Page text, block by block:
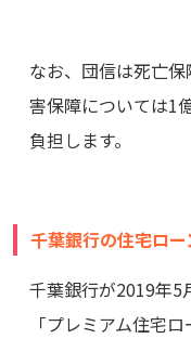
なお、団信は死亡
害保障については1
負担します。
千葉銀行の住宅ロー
千葉銀行が2019年5
「プレミアム住宅